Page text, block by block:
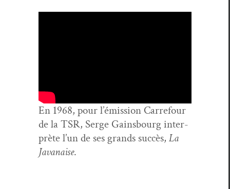
En 1968, pour l’émis­sion Car­refour
de la TSR, Serge Gains­bourg inter­
prète l’un de ses grands suc­cès, La
Javanaise.